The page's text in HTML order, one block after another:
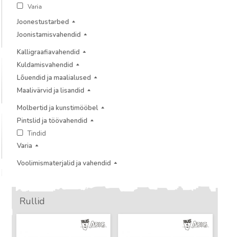
Varia
Joonestustarbed
Joonistamisvahendid
Kalligraafiavahendid
Kuldamisvahendid
Lõuendid ja maalialused
Maalivärvid ja lisandid
Molbertid ja kunstimööbel
Pintslid ja töövahendid
Tindid
Varia
Voolimismaterjalid ja vahendid
Rullid